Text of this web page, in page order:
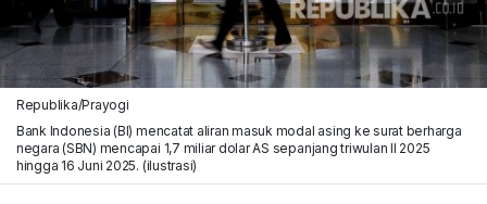
Republika/Prayogi
Bank Indonesia (BI) mencatat aliran masuk modal asing ke surat berharga
negara (SBN) mencapai 1,7 miliar dolar AS sepanjang triwulan II 2025
hingga 16 Juni 2025. (ilustrasi)